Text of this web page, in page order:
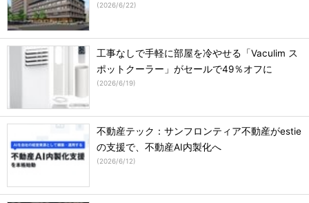
(2026/6/22)
工事なしで手軽に部屋を冷やせる「Vaculim ス
ポットクーラー」がセールで49％オフに
(2026/6/19)
不動産テック：サンフロンティア不動産がestie
の支援で、不動産AI内製化へ
(2026/6/12)